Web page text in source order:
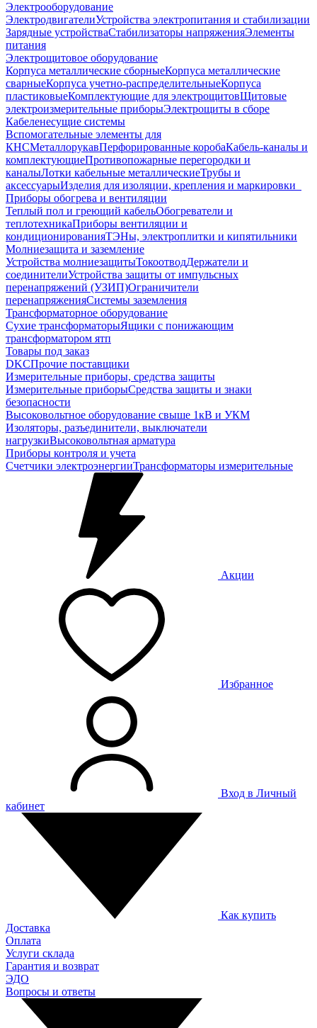
Электрооборудование
ЭлектродвигателиУстройства электропитания и стабилизации
Зарядные устройстваСтабилизаторы напряженияЭлементы
питания
Электрощитовое оборудование
Корпуса металлические сборныеКорпуса металлические
сварныеКорпуса учетно-распределительныеКорпуса
пластиковыеКомплектующие для электрощитовЩитовые
электроизмерительные приборыЭлектрощиты в сборе
Кабеленесущие системы
Вспомогательные элементы для
КНСМеталлорукавПерфорированные коробаКабель-каналы и
комплектующиеПротивопожарные перегородки и
каналыЛотки кабельные металлическиеТрубы и
аксессуарыИзделия для изоляции, крепления и маркировки
Приборы обогрева и вентиляции
Теплый пол и греющий кабельОбогреватели и
теплотехникаПриборы вентиляции и
кондиционированияТЭНы, электроплитки и кипятильники
Молниезащита и заземление
Устройства молниезащитыТокоотводДержатели и
соединителиУстройства защиты от импульсных
перенапряжений (УЗИП)Ограничители
перенапряженияСистемы заземления
Трансформаторное оборудование
Сухие трансформаторыЯщики с понижающим
трансформатором ятп
Товары под заказ
DKCПрочие поставщики
Измерительные приборы, средства защиты
Измерительные приборыСредства защиты и знаки
безопасности
Высоковольтное оборудование свыше 1кВ и УКМ
Изоляторы, разъединители, выключатели
нагрузкиВысоковольтная арматура
Приборы контроля и учета
Счетчики электроэнергииТрансформаторы измерительные
Акции
Избранное
Вход в Личный
кабинет
Как купить
Доставка
Оплата
Услуги склада
Гарантия и возврат
ЭДО
Вопросы и ответы